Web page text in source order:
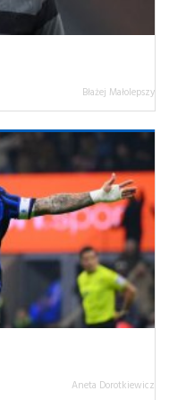
Błażej Małolepszy
Aneta Dorotkiewicz